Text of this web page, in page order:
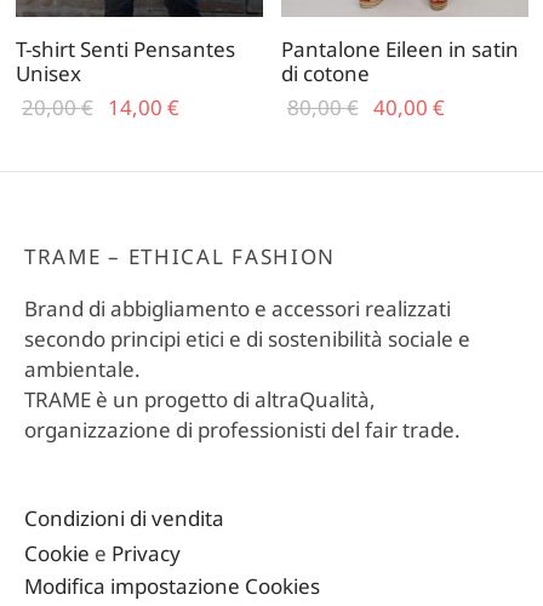
T-shirt Senti Pensantes
Unisex
20,00€ Il prezzo
era:
14,00 €
attuale
Pantalone Eileen in satin
di cotone
80,00€ Il prezzo
era:
40,00 €
attuale
TRAME – ETHICAL FASHION
Brand di abbigliamento e accessori realizzati
secondo principi etici e di sostenibilità sociale e
ambientale.
TRAME è un progetto di altraQualità,
organizzazione di professionisti del fair trade.
Condizioni di vendita
Cookie e Privacy
Modifica impostazione Cookies